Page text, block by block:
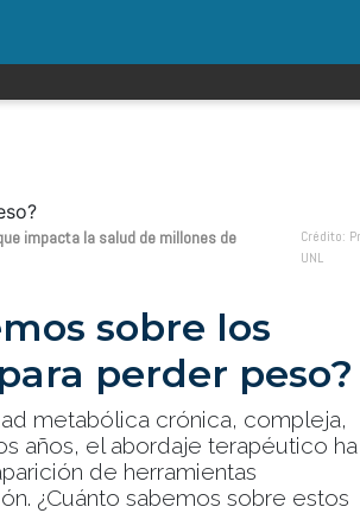
impacta la salud de millones de
Crédito:
UNL
sobre los
perder peso?
metabólica crónica, compleja,
años, el abordaje terapéutico ha
de herramientas
¿Cuánto sabemos sobre estos